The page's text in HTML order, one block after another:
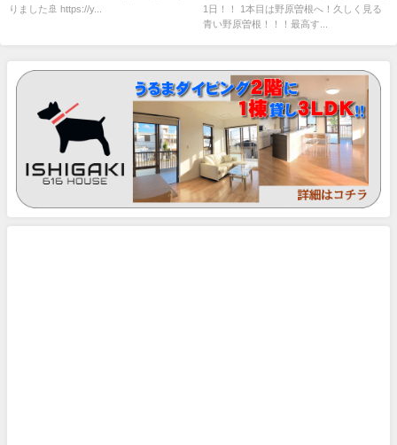
りました🚢 https://y...
1日！！ 1本目は野原曽根へ！久しく見る
青い野原曽根！！！最高す...